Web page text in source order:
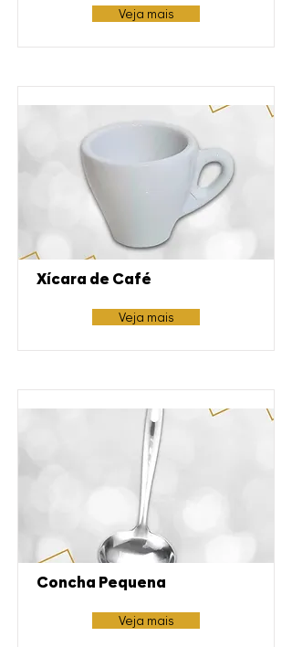
Veja mais
Xícara de Café
Veja mais
Concha Pequena
Veja mais